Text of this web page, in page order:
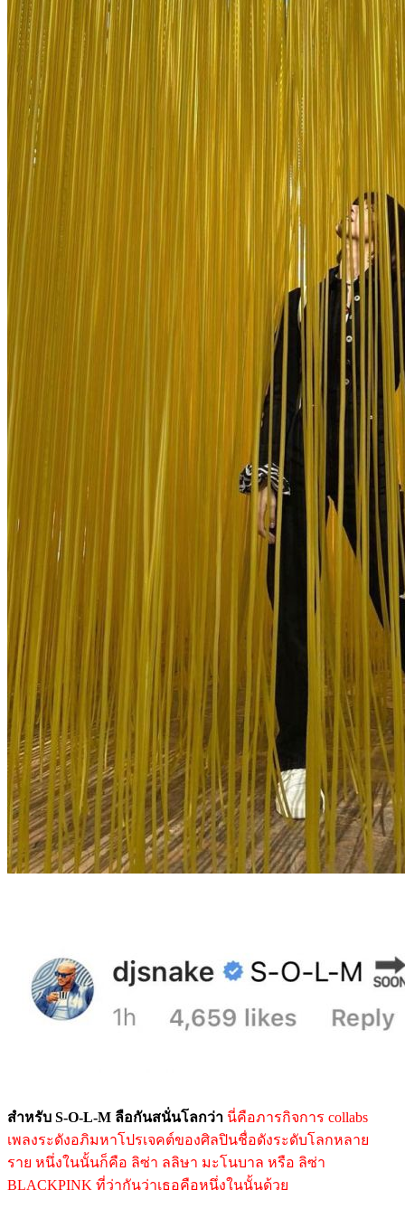
สำหรับ S-O-L-M ลือกันสนั่นโลกว่า นี่คือภารกิจการ collabs
เพลงระดังอภิมหาโปรเจคต์ของศิลปินชื่อดังระดับโลกหลาย
ราย หนึ่งในนั้นก็คือ ลิซ่า ลลิษา มะโนบาล หรือ ลิซ่า
BLACKPINK ที่ว่ากันว่าเธอคือหนึ่งในนั้นด้วย